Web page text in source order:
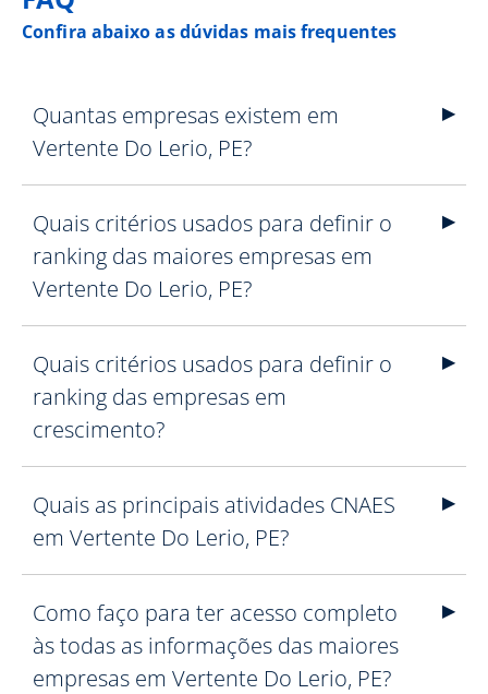
Confira abaixo as dúvidas mais frequentes
Quantas empresas existem em
Vertente Do Lerio, PE?
Quais critérios usados para definir o
ranking das maiores empresas em
Vertente Do Lerio, PE?
Quais critérios usados para definir o
ranking das empresas em
crescimento?
Quais as principais atividades CNAES
em Vertente Do Lerio, PE?
Como faço para ter acesso completo
às todas as informações das maiores
empresas em Vertente Do Lerio, PE?